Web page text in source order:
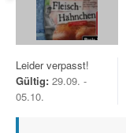
Leider verpasst!
Gültig: 29.09. -
05.10.